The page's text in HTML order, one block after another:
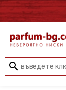
search